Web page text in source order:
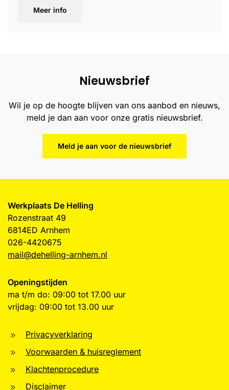
Meer info
Nieuwsbrief
Wil je op de hoogte blijven van ons aanbod en nieuws,
meld je dan aan voor onze gratis nieuwsbrief.
Meld je aan voor de nieuwsbrief
Werkplaats De Helling
Rozenstraat 49
6814ED Arnhem
026-4420675
mail@dehelling-arnhem.nl
Openingstijden
ma t/m do: 09:00 tot 17.00 uur
vrijdag: 09:00 tot 13.00 uur
Privacyverklaring
Voorwaarden & huisreglement
Klachtenprocedure
Disclaimer